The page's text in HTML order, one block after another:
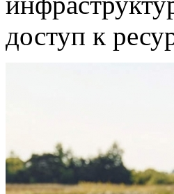
доступ к